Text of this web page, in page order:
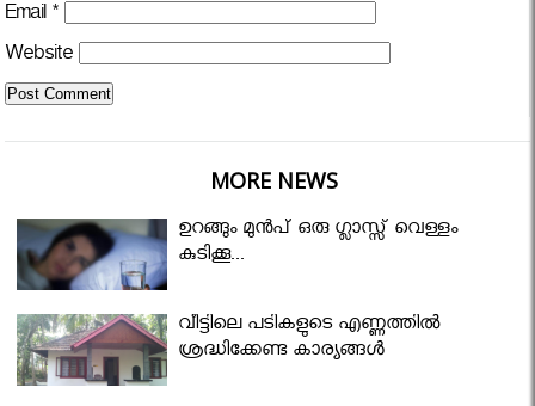
Email *
Website
MORE NEWS
ഉറങ്ങും മുന്‍പ് ഒരു ഗ്ലാസ്സ് വെള്ളം
കുടിക്കൂ...
വീട്ടിലെ പടികളുടെ എണ്ണത്തിൽ
ശ്രദ്ധിക്കേണ്ട കാര്യങ്ങൾ